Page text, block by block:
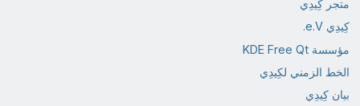
متجر كِيدِي
كِيدِي e.V.
مؤسسة KDE Free Qt
الخط الزمني لكِيدِي
بيان كِيدِي